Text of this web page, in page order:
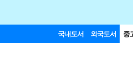
국내도서 외국도서 중